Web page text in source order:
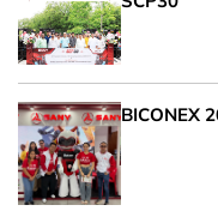
BICONEX